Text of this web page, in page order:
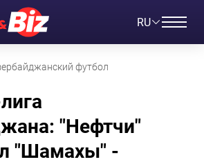
RU
футбол
"Нефтчи"
"Шамахы" -